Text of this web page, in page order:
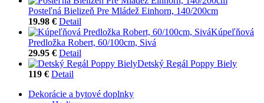
Posteľná Bielizeň Pre Mládež Einhorn, 140/200cm
19.98 € Detail
Kúpeľňová
Predložka Robert, 60/100cm, Sivá
29.95 € Detail
Detský Regál Poppy Biely
119 € Detail
Dekorácie a bytové doplnky